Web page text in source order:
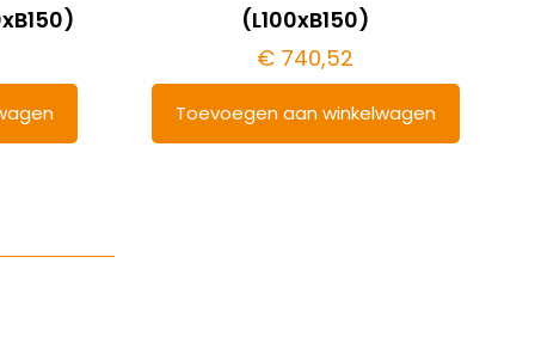
(L100xB150)
€ 740,52
Toevoegen aan winkelwagen